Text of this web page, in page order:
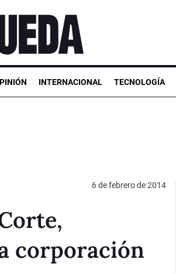
INTERNACIONAL TECNOLOGÍA
6 de febrero de 2014
corporación